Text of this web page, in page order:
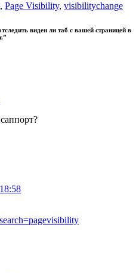
, Page Visibility, visibilitychange
виден ли таб с вашей страницей в
”